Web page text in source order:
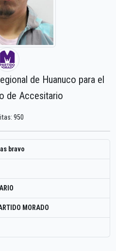
de Huanuco para el
de Accesitario
950
bravo
MORADO